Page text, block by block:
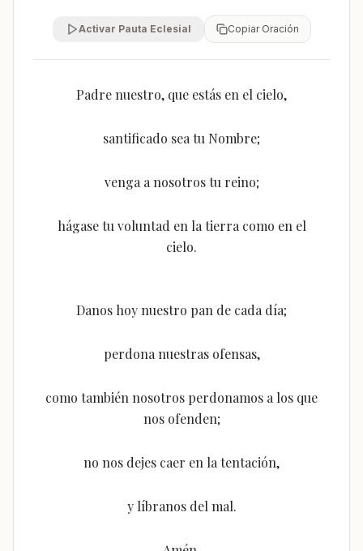
Activar Pauta Eclesial Copiar Oración
Padre nuestro, que estás en el cielo,
santificado sea tu Nombre;
venga a nosotros tu reino;
hágase tu voluntad en la tierra como en el
cielo.
Danos hoy nuestro pan de cada día;
perdona nuestras ofensas,
como también nosotros perdonamos a los que
nos ofenden;
no nos dejes caer en la tentación,
y líbranos del mal.